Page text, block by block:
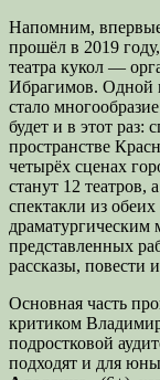
Напомним,
прошёл в 2019
театра кукол —
Ибрагимов. Одной
стало
будет и в этот раз:
пространстве
четырёх сценах
станут 12 театров,
спектакли из
драматургическим
представленных
рассказы, повести
Основная часть
критиком
подростковой
подходят и для